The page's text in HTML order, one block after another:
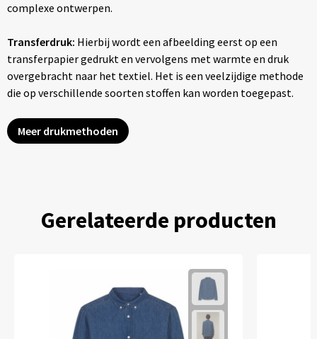
complexe ontwerpen.
Transferdruk: Hierbij wordt een afbeelding eerst op een
transferpapier gedrukt en vervolgens met warmte en druk
overgebracht naar het textiel. Het is een veelzijdige methode
die op verschillende soorten stoffen kan worden toegepast.
Meer drukmethoden
Gerelateerde producten